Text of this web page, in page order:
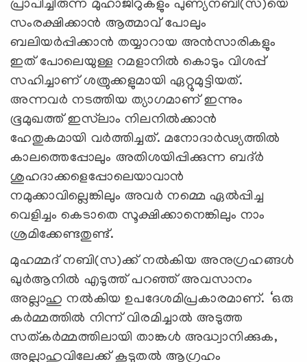
പ്രാപിച്ചിരുന്ന മുഹാജിറുകളും പുണ്യനബി(സ)യെ
സംരക്ഷിക്കാന്‍ ആത്മാവ് പോലും
ബലിയര്‍പ്പിക്കാന്‍ തയ്യാറായ അന്‍സാരികളും
ഇത് പോലെയുള്ള റമളാനില്‍ കൊടും വിശപ്പ്
സഹിച്ചാണ് ശത്രുക്കളുമായി ഏറ്റുമുട്ടിയത്.
അന്നവര്‍ നടത്തിയ ത്യാഗമാണ് ഇന്നും
ഭൂമുഖത്ത് ഇസ്‌ലാം നിലനില്‍ക്കാന്‍
ഹേതുകമായി വര്‍ത്തിച്ചത്. മനോദാര്‍ഢ്യത്തില്‍
കാലത്തെപ്പോലും അതിശയിപ്പിക്കുന്ന ബദ്ര്‍
ശുഹദാക്കളെപ്പോലെയാവാന്‍
നമുക്കാവില്ലെങ്കിലും അവര്‍ നമ്മെ ഏല്‍പ്പിച്ച
വെളിച്ചം കെടാതെ സൂക്ഷിക്കാനെങ്കിലും നാം
ശ്രമിക്കേണ്ടതുണ്ട്.
മുഹമ്മദ് നബി(സ)ക്ക് നല്‍കിയ അനുഗ്രഹങ്ങള്‍
ഖുര്‍ആനില്‍ എടുത്ത് പറഞ്ഞ് അവസാനം
അല്ലാഹു നല്‍കിയ ഉപദേശമിപ്രകാരമാണ്. ‘ഒരു
കര്‍മ്മത്തില്‍ നിന്ന് വിരമിച്ചാല്‍ അടുത്ത
സത്കര്‍മ്മത്തിലായി താങ്കള്‍ അദ്ധ്വാനിക്കുക,
അല്ലാഹുവിലേക്ക് കൂടുതല്‍ ആഗ്രഹം